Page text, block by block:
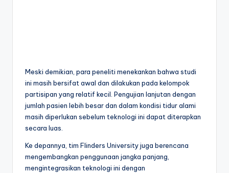
Meski demikian, para peneliti menekankan bahwa studi
ini masih bersifat awal dan dilakukan pada kelompok
partisipan yang relatif kecil. Pengujian lanjutan dengan
jumlah pasien lebih besar dan dalam kondisi tidur alami
masih diperlukan sebelum teknologi ini dapat diterapkan
secara luas.
Ke depannya, tim Flinders University juga berencana
mengembangkan penggunaan jangka panjang,
mengintegrasikan teknologi ini dengan